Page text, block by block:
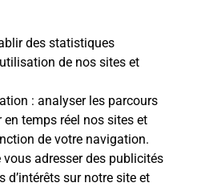
des statistiques
de nos sites et
: analyser les parcours
temps réel nos sites et
de votre navigation.
vous adresser des publicités
d’intérêts sur notre site et
aujourd'hui à 08h00
onglet